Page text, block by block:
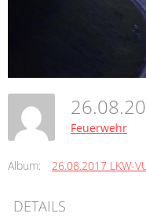
Feuerwehr
Album: 26.08.2017 LKW-
DETAILS